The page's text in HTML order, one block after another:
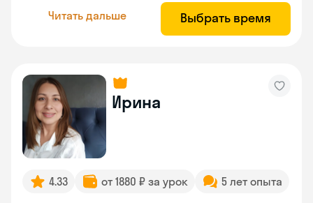
Читать дальше Выбрать время
Ирина
4.33 от 1880 ₽ за урок 5 лет опыта